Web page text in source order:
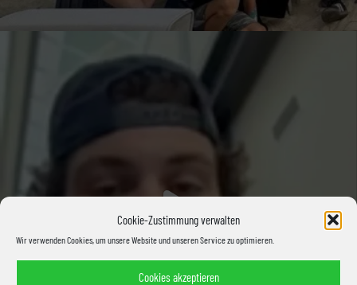
Cookie-Zustimmung verwalten
Wir verwenden Cookies, um unsere Website und unseren Service zu optimieren.
Cookies akzeptieren